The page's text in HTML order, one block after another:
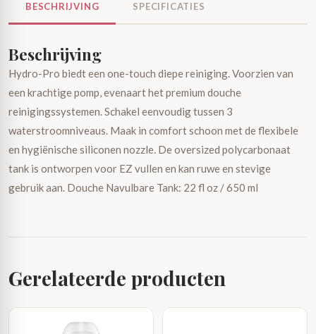
BESCHRIJVING SPECIFICATIES
Beschrijving
Hydro-Pro biedt een one-touch diepe reiniging. Voorzien van
een krachtige pomp, evenaart het premium douche
reinigingssystemen. Schakel eenvoudig tussen 3
waterstroomniveaus. Maak in comfort schoon met de flexibele
en hygiënische siliconen nozzle. De oversized polycarbonaat
tank is ontworpen voor EZ vullen en kan ruwe en stevige
gebruik aan. Douche Navulbare Tank: 22 fl oz / 650 ml
Gerelateerde producten